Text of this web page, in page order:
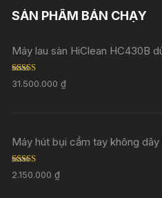
SẢN PHẨM BÁN CHẠY
Máy lau sàn HiClean HC430B
Rated5.00
out of 5
31.500.000₫
Máy hút bụi cầm tay không dây
Rated5.00
out of 5
2.150.000₫